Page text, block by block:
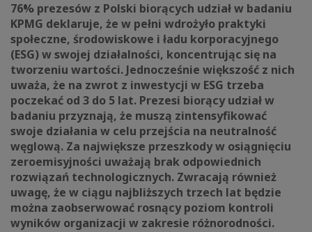
76% prezesów z Polski biorących udział w badaniu
KPMG deklaruje, że w pełni wdrożyło praktyki
społeczne, środowiskowe i ładu korporacyjnego
(ESG) w swojej działalności, koncentrując się na
tworzeniu wartości. Jednocześnie większość z nich
uważa, że na zwrot z inwestycji w ESG trzeba
poczekać od 3 do 5 lat. Prezesi biorący udział w
badaniu przyznają, że muszą zintensyfikować
swoje działania w celu przejścia na neutralność
węglową. Za największe przeszkody w osiągnięciu
zeroemisyjności uważają brak odpowiednich
rozwiązań technologicznych. Zwracają również
uwagę, że w ciągu najbliższych trzech lat będzie
można zaobserwować rosnący poziom kontroli
wyników organizacji w zakresie różnorodności.